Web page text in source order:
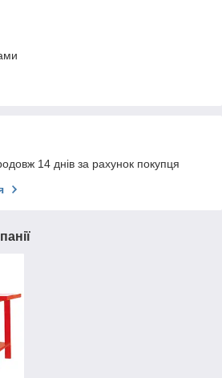
14 днів за рахунок покупця